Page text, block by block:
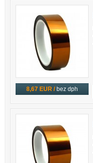
8,67 EUR / bez dph